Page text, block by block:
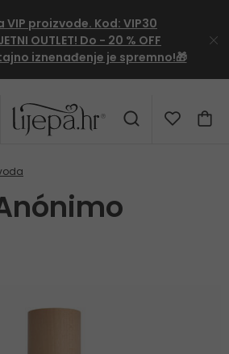
VIP proizvode. Kod: VIP30
OUTLET! Do - 20 % OFF
iznenađenje je spremno!🎁